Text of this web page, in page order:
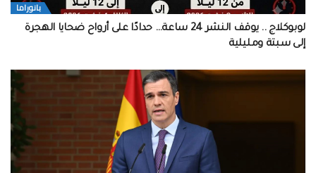
بانوراما
لوبوكلاج .. يوقف النشر 24 ساعة… حدادًا على أرواح ضحايا الهجرة
إلى سبتة ومليلية